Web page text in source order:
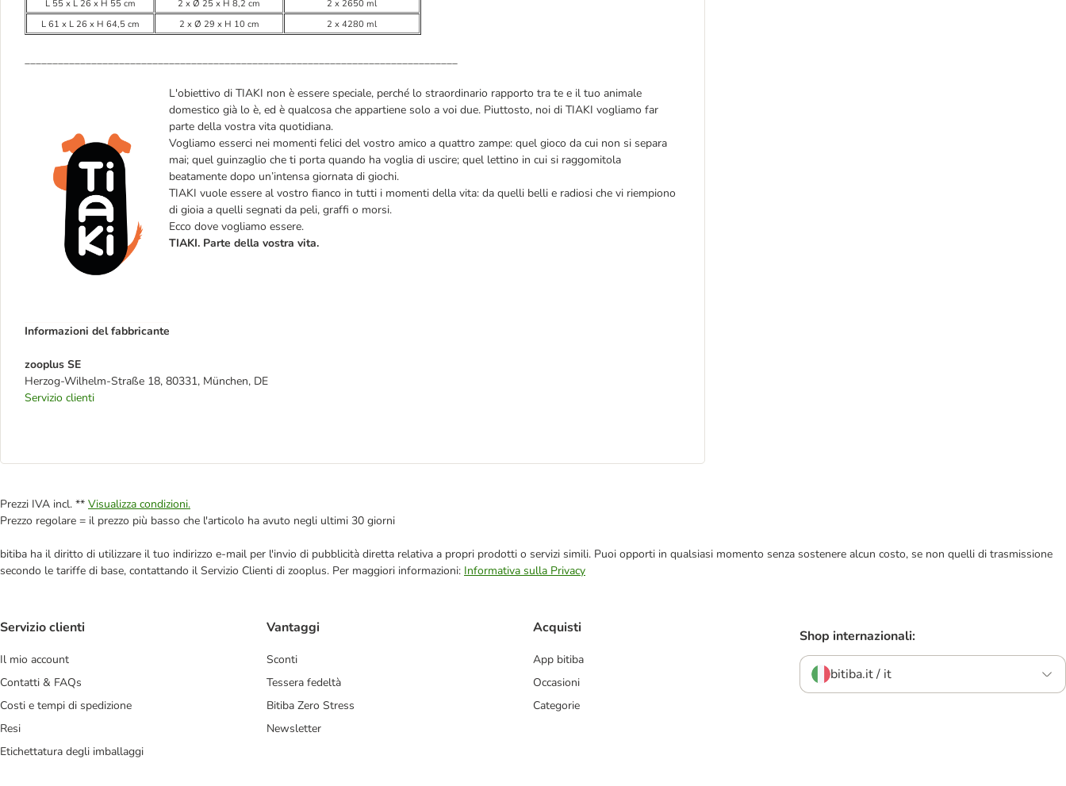
L 55 x L 26 x H 55 cm
2 x Ø 25 x H 8,2 cm
2 x 2650 ml
L 61 x L 26 x H 64,5 cm
2 x Ø 29 x H 10 cm 2 x 4280 ml
______________________________________________________________________________
L'obiettivo di TIAKI non è essere speciale, perché lo straordinario rapporto tra te e il tuo animale
domestico già lo è, ed è qualcosa che appartiene solo a voi due. Piuttosto, noi di TIAKI vogliamo far
parte della vostra vita quotidiana.
Vogliamo esserci nei momenti felici del vostro amico a quattro zampe: quel gioco da cui non si separa
mai; quel guinzaglio che ti porta quando ha voglia di uscire; quel lettino in cui si raggomitola
beatamente dopo un’intensa giornata di giochi.
TIAKI vuole essere al vostro fianco in tutti i momenti della vita: da quelli belli e radiosi che vi riempiono
di gioia a quelli segnati da peli, graffi o morsi.
Ecco dove vogliamo essere.
TIAKI. Parte della vostra vita.
Informazioni del fabbricante
zooplus SE
Herzog-Wilhelm-Straße 18, 80331, München, DE
Servizio clienti
Prezzi IVA incl. ** Visualizza condizioni.
Prezzo regolare = il prezzo più basso che l'articolo ha avuto negli ultimi 30 giorni
bitiba ha il diritto di utilizzare il tuo indirizzo e-mail per l'invio di pubblicità diretta relativa a propri prodotti o servizi simili. Puoi opporti in qualsiasi momento senza sostenere alcun costo, se non quelli di trasmissione
secondo le tariffe di base, contattando il Servizio Clienti di zooplus. Per maggiori informazioni: Informativa sulla Privacy
Servizio clienti
Il mio account
Contatti & FAQs
Costi e tempi di spedizione
Resi
Etichettatura degli imballaggi
Vantaggi
Sconti
Tessera fedeltà
Bitiba Zero Stress
Newsletter
Acquisti
App bitiba
Occasioni
Categorie
Shop internazionali:
bitiba.it / it